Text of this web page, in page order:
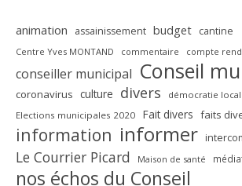
animation assainissement budget cantine
Centre Yves MONTAND commentaire compte
conseiller municipal Conseil
coronavirus culture divers démocratie
Elections municipales 2020 Fait divers faits
information informer
Le Courrier Picard Maison de santé
nos échos du Conseil